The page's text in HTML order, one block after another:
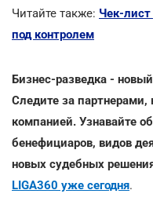
Читайте также: Чек-лист
под контролем
Бизнес-разведка -
Следите за партнерами,
компанией. Узнавайте
бенефициаров, видов
новых судебных
LIGA360 уже сегодня.